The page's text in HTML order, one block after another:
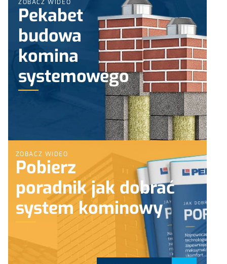
ZOBACZ WIDEO
Pekabet
budowa
komina
systemowego
ZOBACZ WIDEO
Pobierz
poradnik jak dobrać
system kominowy